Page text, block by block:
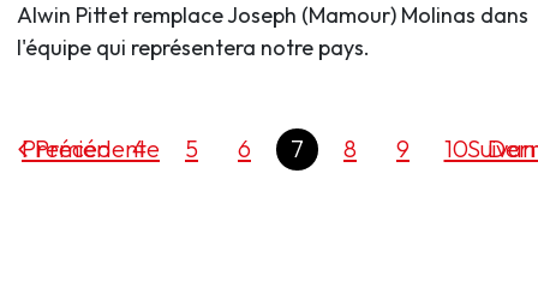
Alwin Pittet remplace Joseph (Mamour) Molinas dans
l'équipe qui représentera notre pays.
Précédente
Premier 4 5 6 7 8 9 10